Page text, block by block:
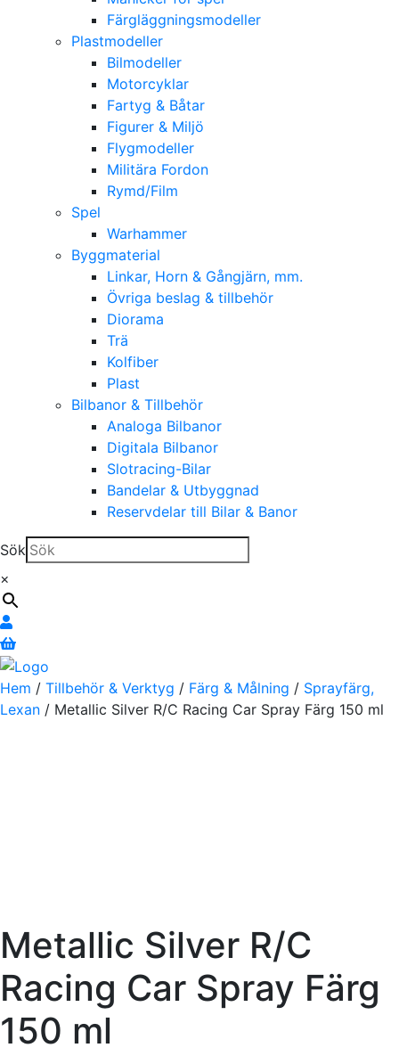
Färgläggningsmodeller
Plastmodeller
Bilmodeller
Motorcyklar
Fartyg & Båtar
Figurer & Miljö
Flygmodeller
Militära Fordon
Rymd/Film
Spel
Warhammer
Byggmaterial
Linkar, Horn & Gångjärn, mm.
Övriga beslag & tillbehör
Diorama
Trä
Kolfiber
Plast
Bilbanor & Tillbehör
Analoga Bilbanor
Digitala Bilbanor
Slotracing-Bilar
Bandelar & Utbyggnad
Reservdelar till Bilar & Banor
Sök
×
Hem / Tillbehör & Verktyg / Färg & Målning / Sprayfärg,
Lexan / Metallic Silver R/C Racing Car Spray Färg 150 ml
Metallic Silver R/C
Racing Car Spray Färg
150 ml